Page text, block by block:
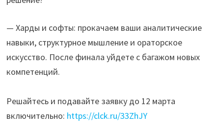
— Харды и софты: прокачаем ваши аналитические
навыки, структурное мышление и ораторское
искусство. После финала уйдете с багажом новых
компетенций.
Решайтесь и подавайте заявку до 12 марта
включительно: https://clck.ru/33ZhJY